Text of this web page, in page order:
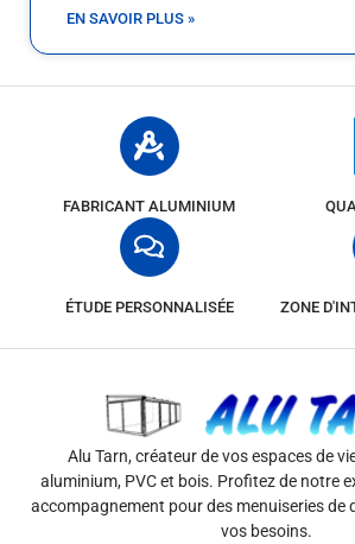
EN SAVOIR PLUS »
FABRICANT ALUMINIUM
ÉTUDE PERSONNALISÉE ZONE
Alu Tarn, créateur de vos espaces de
aluminium, PVC et bois. Profitez de notre
accompagnement pour des menuiseries de
vos besoins.